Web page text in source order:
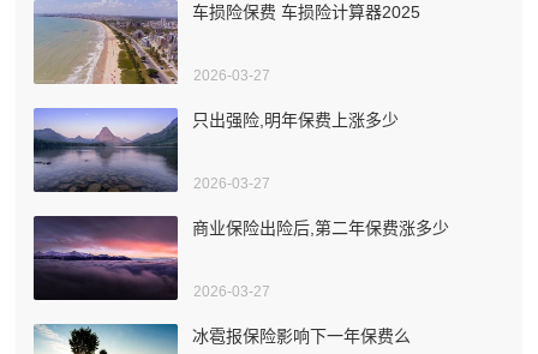
车损险保费 车损险计算器2025
2026-03-27
只出强险,明年保费上涨多少
2026-03-27
商业保险出险后,第二年保费涨多少
2026-03-27
冰雹报保险影响下一年保费么